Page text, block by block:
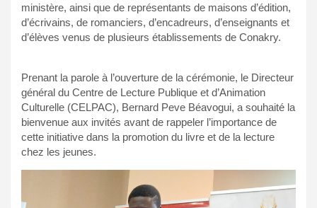
ministère, ainsi que de représentants de maisons d’édition,
d’écrivains, de romanciers, d’encadreurs, d’enseignants et
d’élèves venus de plusieurs établissements de Conakry.
Prenant la parole à l’ouverture de la cérémonie, le Directeur
général du Centre de Lecture Publique et d’Animation
Culturelle (CELPAC), Bernard Peve Béavogui, a souhaité la
bienvenue aux invités avant de rappeler l’importance de
cette initiative dans la promotion du livre et de la lecture
chez les jeunes.